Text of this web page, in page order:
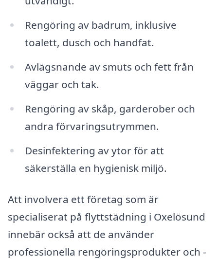
Rengöring av badrum, inklusive
toalett, dusch och handfat.
Avlägsnande av smuts och fett från
väggar och tak.
Rengöring av skåp, garderober och
andra förvaringsutrymmen.
Desinfektering av ytor för att
säkerställa en hygienisk miljö.
Att involvera ett företag som är
specialiserat på flyttstädning i Oxelösund
innebär också att de använder
professionella rengöringsprodukter och -